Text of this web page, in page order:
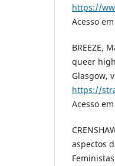
https://
Acesso
BREEZE,
queer
Glasgow,
https://
Acesso
aspectos